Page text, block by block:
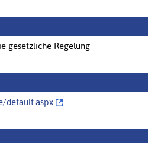
gesetzliche Regelung
‌default.aspx